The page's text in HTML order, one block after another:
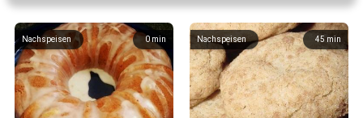
0min
Nachspeisen 45 min
Nachspeisen